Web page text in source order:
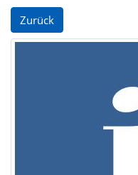
Zurück